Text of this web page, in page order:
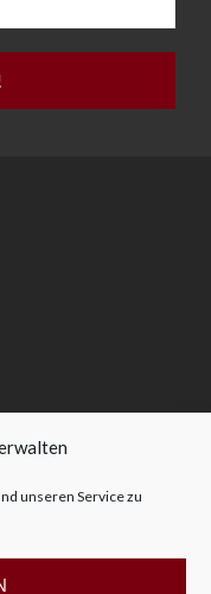
unseren Service zu